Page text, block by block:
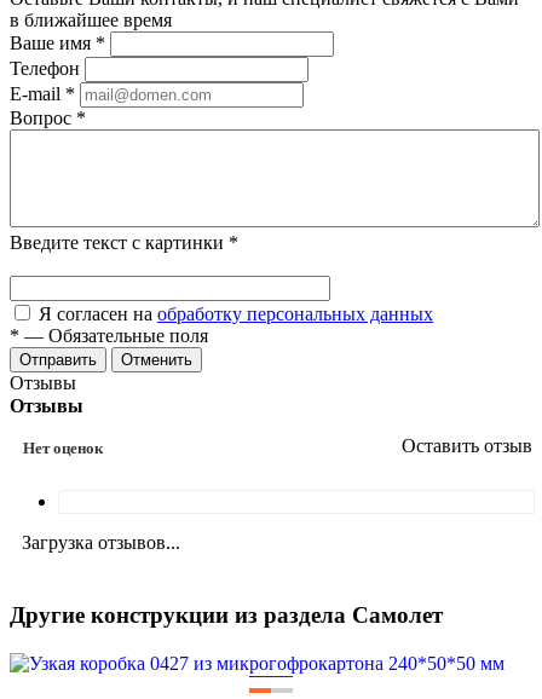
в ближайшее время
Ваше имя *
Телефон
E-mail *
Вопрос *
Введите текст с картинки *
Я согласен на обработку персональных данных
* — Обязательные поля
Отменить
Отзывы
Отзывы
Нет оценок Оставить отзыв
Загрузка отзывов...
Другие конструкции из раздела Самолет
——